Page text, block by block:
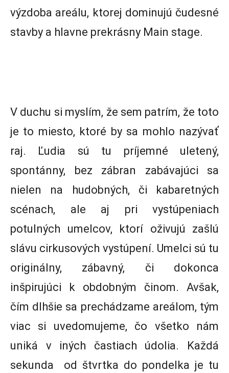
výzdoba areálu, ktorej dominujú čudesné
stavby a hlavne prekrásny Main stage.
V duchu si myslím, že sem patrím, že toto
je to miesto, ktoré by sa mohlo nazývať
raj. Ľudia sú tu príjemné uletený,
spontánny, bez zábran zabávajúci sa
nielen na hudobných, či kabaretných
scénach, ale aj pri vystúpeniach
potulných umelcov, ktorí oživujú zašlú
slávu cirkusových vystúpení. Umelci sú tu
originálny, zábavný, či dokonca
inšpirujúci k obdobným činom. Avšak,
čím dlhšie sa prechádzame areálom, tým
viac si uvedomujeme, čo všetko nám
uniká v iných častiach údolia. Každá
sekunda od štvrtka do pondelka je tu